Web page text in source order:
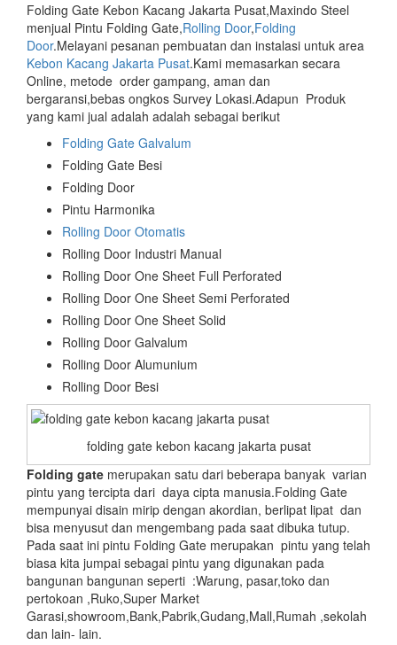
Folding Gate Kebon Kacang Jakarta Pusat,Maxindo Steel
menjual Pintu Folding Gate,Rolling Door,Folding
Door.Melayani pesanan pembuatan dan instalasi untuk area
Kebon Kacang Jakarta Pusat.Kami memasarkan secara
Online, metode order gampang, aman dan
bergaransi,bebas ongkos Survey Lokasi.Adapun Produk
yang kami jual adalah adalah sebagai berikut
Folding Gate Galvalum
Folding Gate Besi
Folding Door
Pintu Harmonika
Rolling Door Otomatis
Rolling Door Industri Manual
Rolling Door One Sheet Full Perforated
Rolling Door One Sheet Semi Perforated
Rolling Door One Sheet Solid
Rolling Door Galvalum
Rolling Door Alumunium
Rolling Door Besi
folding gate kebon kacang jakarta pusat
Folding gate merupakan satu dari beberapa banyak varian
pintu yang tercipta dari daya cipta manusia.Folding Gate
mempunyai disain mirip dengan akordian, berlipat lipat dan
bisa menyusut dan mengembang pada saat dibuka tutup.
Pada saat ini pintu Folding Gate merupakan pintu yang telah
biasa kita jumpai sebagai pintu yang digunakan pada
bangunan bangunan seperti :Warung, pasar,toko dan
pertokoan ,Ruko,Super Market
Garasi,showroom,Bank,Pabrik,Gudang,Mall,Rumah ,sekolah
dan lain- lain.